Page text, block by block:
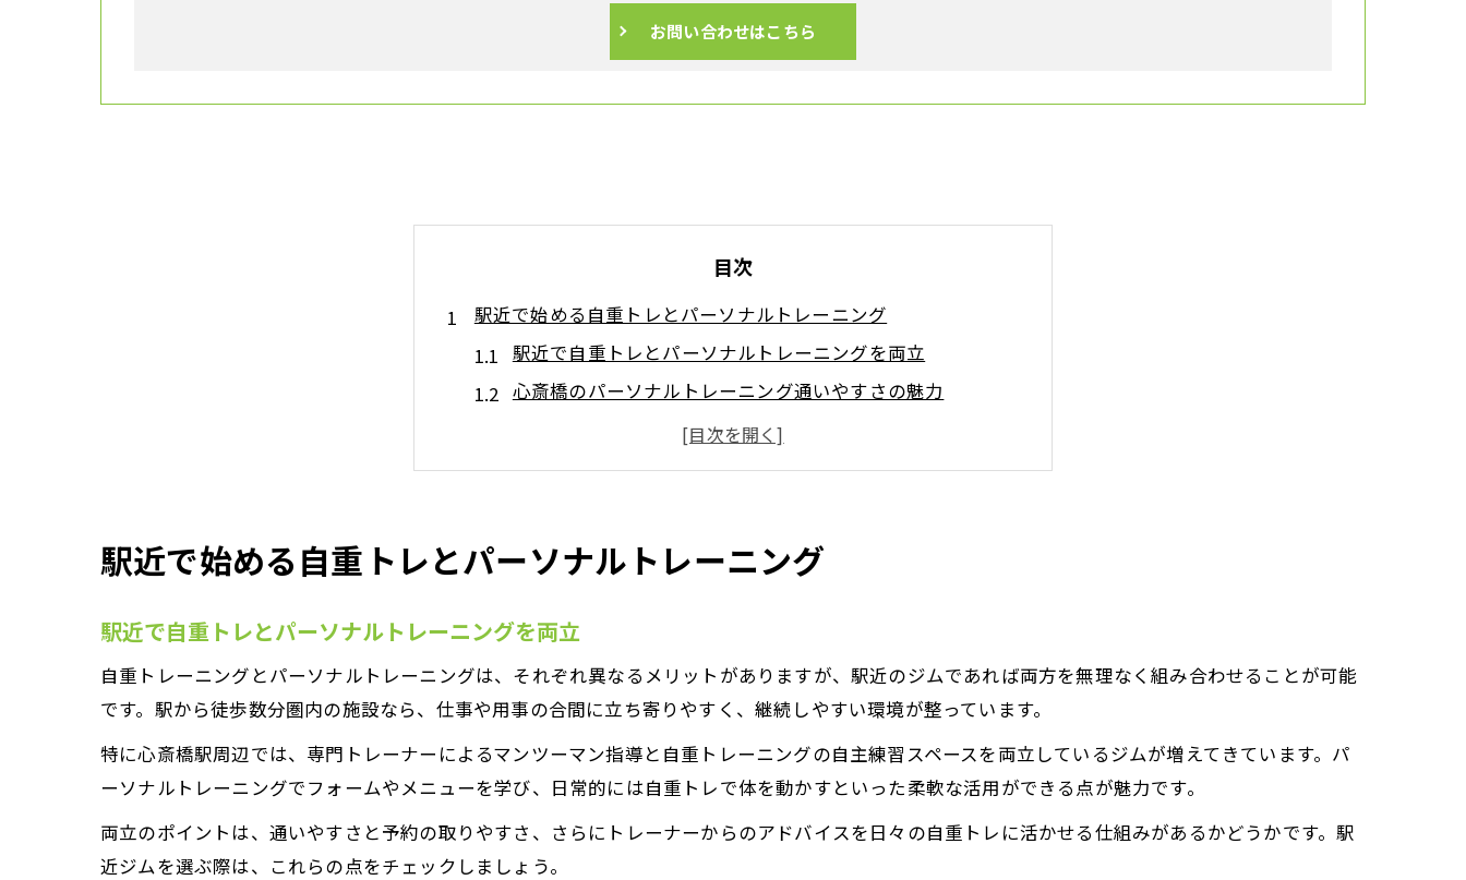
お問い合わせはこちら
目次
駅近で始める自重トレとパーソナルトレーニング
駅近で自重トレとパーソナルトレーニングを両立
心斎橋のパーソナルトレーニング通いやすさの魅力
仕事帰りも自重トレとパーソナルトレーニングが可能
パーソナルトレーニング初心者に駅近の利点を解説
継続しやすい環境で手軽にパーソナルトレーニング
継続しやすいパーソナルトレーニングの選び方
駅近パーソナルトレーニングで手軽に続ける秘訣
通いやすいパーソナルトレーニングで生活に定着
心斎橋駅周辺で選ぶ自重トレーニングの利点
心斎橋駅周辺で自重トレを選ぶ安心ポイント
駅近で始める自重トレとパーソナルトレーニング
駅近で自重トレとパーソナルトレーニングを両立
自重トレーニングとパーソナルトレーニングは、それぞれ異なるメリットがありますが、駅近のジムであれば両方を無理なく組み合わせることが可能
です。駅から徒歩数分圏内の施設なら、仕事や用事の合間に立ち寄りやすく、継続しやすい環境が整っています。
特に心斎橋駅周辺では、専門トレーナーによるマンツーマン指導と自重トレーニングの自主練習スペースを両立しているジムが増えてきています。パ
ーソナルトレーニングでフォームやメニューを学び、日常的には自重トレで体を動かすといった柔軟な活用ができる点が魅力です。
両立のポイントは、通いやすさと予約の取りやすさ、さらにトレーナーからのアドバイスを日々の自重トレに活かせる仕組みがあるかどうかです。駅
近ジムを選ぶ際は、これらの点をチェックしましょう。